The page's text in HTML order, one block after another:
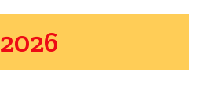
2026